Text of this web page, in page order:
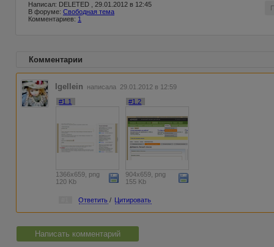
Написал: DELETED , 29.01.2012 в 12:45
В форуме: Свободная тема
Комментариев: 1
Комментарии
Igellein
написала 29.01.2012 в 12:59
#1.1
1366x659, png
120 Kb
#1.2
904x659, png
155 Kb
Ответить / Цитировать
Написать комментарий